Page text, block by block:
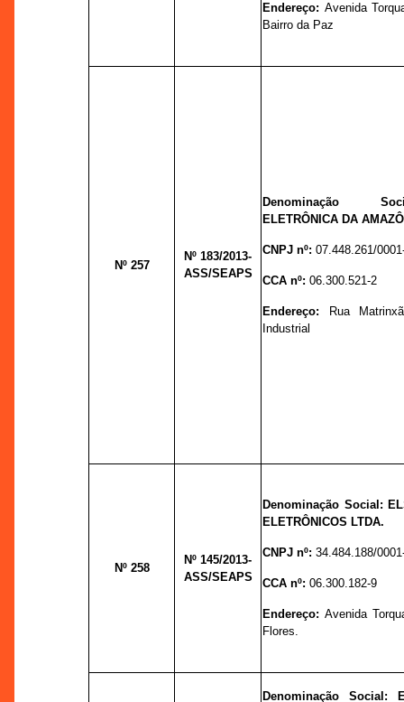
Endereço: Avenida
Bairro da Paz
Nº 257
Nº 183/2013-
ASS/SEAPS
Denominação
ELETRÔNICA DA
CNPJ nº:07.448.261/
CCA nº: 06.300.521-2
Endereço:
Rua
Industrial
Nº 258
Nº 145/2013-
ASS/SEAPS
Denominação Social:
ELETRÔNICOS LTDA.
CNPJ nº:34.484.188/
CCA nº: 06.300.182-9
Endereço:Avenida
Flores.
Denominação Social: